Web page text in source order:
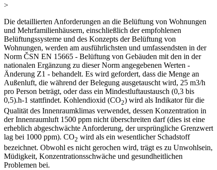
>
Die detaillierten Anforderungen an die Belüftung von Wohnungen
und Mehrfamilienhäusern, einschließlich der empfohlenen
Belüftungssysteme und des Konzepts der Belüftung von
Wohnungen, werden am ausführlichsten und umfassendsten in der
Norm ČSN EN 15665 - Belüftung von Gebäuden mit den in der
nationalen Ergänzung zu dieser Norm angegebenen Werten -
Änderung Z1 - behandelt. Es wird gefordert, dass die Menge an
Außenluft, die während der Belegung ausgetauscht wird, 25 m3/h
pro Person beträgt, oder dass ein Mindestluftaustausch (0,3 bis
0,5).h-1 stattfindet. Kohlendioxid (CO2) wird als Indikator für die
Qualität des Innenraumklimas verwendet, dessen Konzentration in
der Innenraumluft 1500 ppm nicht überschreiten darf (dies ist eine
erheblich abgeschwächte Anforderung, der ursprüngliche Grenzwert
lag bei 1000 ppm). CO2 wird als ein wesentlicher Schadstoff
bezeichnet. Obwohl es nicht gerochen wird, trägt es zu Unwohlsein,
Müdigkeit, Konzentrationsschwäche und gesundheitlichen
Problemen bei.